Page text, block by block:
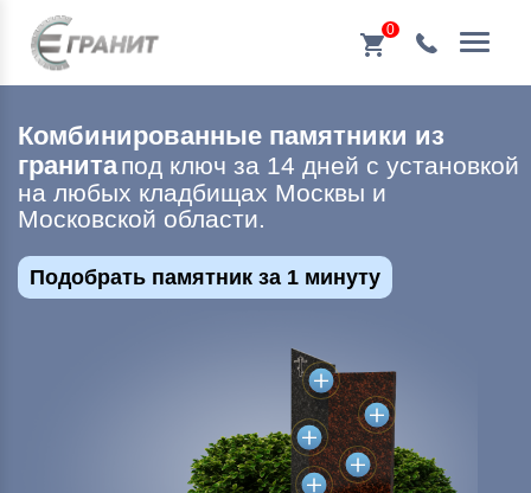
0
Комбинированные памятники из
гранитапод ключ за 14 дней с установкой
на любых кладбищах Москвы и
Московской области.
Подобрать памятник за 1 минуту